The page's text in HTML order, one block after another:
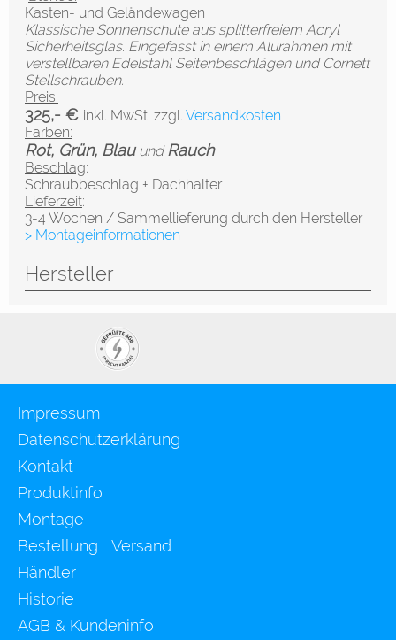
Kasten- und Geländewagen
Klassische Sonnenschute aus splitterfreiem Acryl
Sicherheitsglas. Eingefasst in einem Alurahmen mit
verstellbaren Edelstahl Seitenbeschlägen und Cornett
Stellschrauben.
Preis:
325,- € inkl. MwSt. zzgl. Versandkosten
Farben:
Rot, Grün, Blau und Rauch
Beschlag:
Schraubbeschlag + Dachhalter
Lieferzeit:
3-4 Wochen / Sammellieferung durch den Hersteller
> Montageinformationen
Hersteller
Impressum
Datenschutzerklärung
Kontakt
Produktinfo
Montage
Bestellung Versand
Händler
Historie
AGB & Kundeninfo